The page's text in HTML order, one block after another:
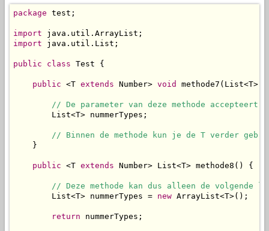
package test;
import
import java.util.List;
public class Test {
public <T extends Number> void methode7(List<T>
// De parameter van deze methode
        List<T> nummerTypes;
// Binnen de methode kun je de T verder
    }
public <T extends Number> List<T> methode8() {
// Deze methode kan dus alleen de volgende
        List<T> nummerTypes =
new ArrayList<T>();
return nummerTypes;